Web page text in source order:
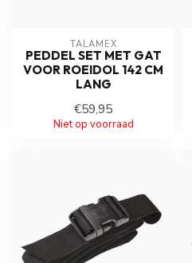
TALAMEX
PEDDEL SET MET GAT
VOOR ROEIDOL 142 CM
LANG
€59,95
Niet op voorraad